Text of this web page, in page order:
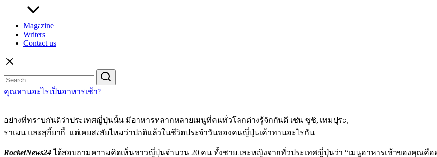
Magazine
Writers
Contact us
for:
คุณทานอะไรเป็นอาหารเช้า?
อย่างที่ทราบกันดีว่าประเทศญี่ปุ่นนั้น มีอาหารหลากหลายเมนูที่คนทั่วโลกต่างรู้จักกันดี เช่น ซูชิ, เทมปุระ,
ราเมน และสุกี้ยากี้ แต่เคยสงสัยไหมว่าปกติแล้วในชีวิตประจำวันของคนญี่ปุ่นเค้าทานอะไรกัน
RocketNews24ได้สอบถามความคิดเห็นชาวญี่ปุ่นจำนวน 20 คน ทั้งชายและหญิงจากทั่วประเทศญี่ปุ่นว่า “เมนูอาหารเช้าของคุณคือ